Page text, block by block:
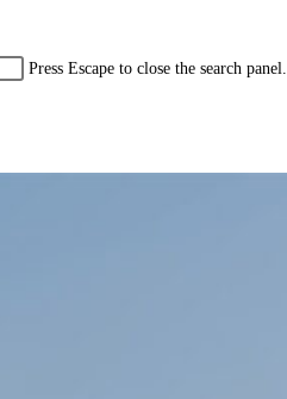
Press Escape to close the search panel.